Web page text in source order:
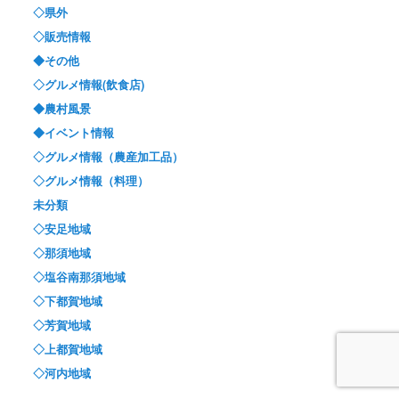
◇県外
◇販売情報
◆その他
◇グルメ情報(飲食店)
◆農村風景
◆イベント情報
◇グルメ情報（農産加工品）
◇グルメ情報（料理）
未分類
◇安足地域
◇那須地域
◇塩谷南那須地域
◇下都賀地域
◇芳賀地域
◇上都賀地域
◇河内地域